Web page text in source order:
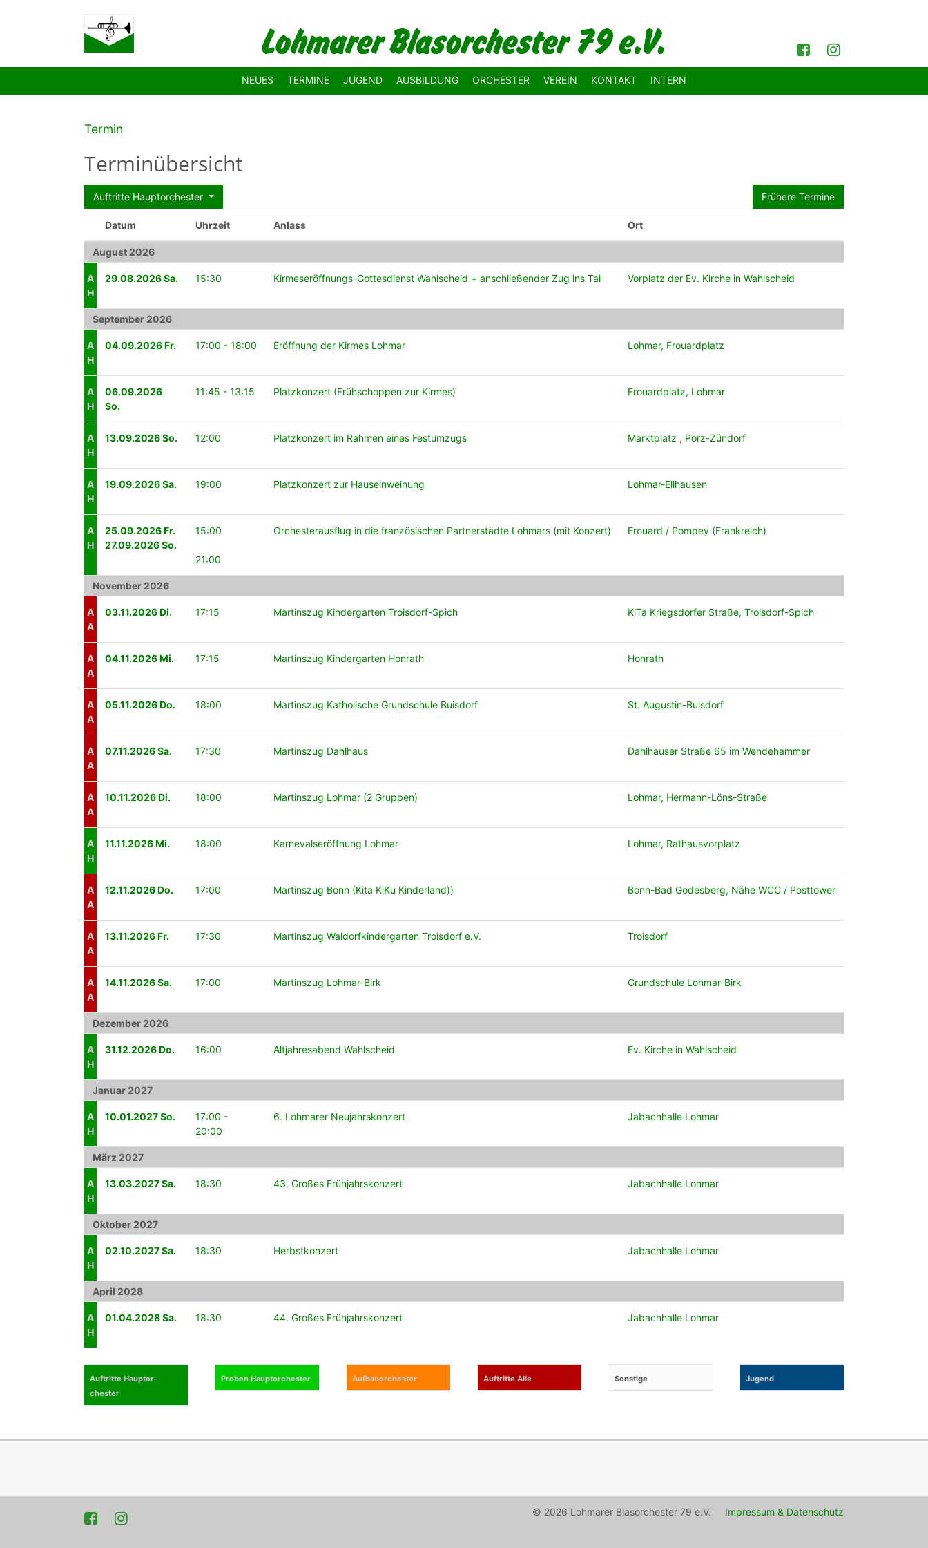
Facebook
NEUES TERMINE JUGEND AUSBILDUNG ORCHESTER VEREIN KONTAKT INTERN
Termin
Terminübersicht
Frühere Termine
Auftritte Hauptorchester
Datum Uhr­zeit Anlass Ort
August 2026
A
H
29.08.2026 Sa. 15:30 Kirmeseröffnungs-Gottesdienst Wahlscheid + anschließender Zug ins Tal Vorplatz der Ev. Kirche in Wahlscheid
September 2026
A
H
04.09.2026 Fr. 17:00 - 18:00 Eröffnung der Kirmes Lohmar Lohmar, Frouardplatz
A
H
06.09.2026
So.
11:45 - 13:15 Platzkonzert (Frühschoppen zur Kirmes) Frouardplatz, Lohmar
A
H
13.09.2026 So. 12:00 Platzkonzert im Rahmen eines Festumzugs Marktplatz , Porz-Zündorf
A
H
19.09.2026 Sa. 19:00 Platzkonzert zur Hauseinweihung Lohmar-Ellhausen
A
H
25.09.2026 Fr.
27.09.2026 So.
15:00
21:00
Orchesterausflug in die französischen Partnerstädte Lohmars (mit Konzert) Frouard / Pompey (Frankreich)
November 2026
A
A
03.11.2026 Di. 17:15 Martinszug Kindergarten Troisdorf-Spich KiTa Kriegsdorfer Straße, Troisdorf-Spich
A
A
04.11.2026 Mi. 17:15 Martinszug Kindergarten Honrath Honrath
A
A
05.11.2026 Do. 18:00 Martinszug Katholische Grundschule Buisdorf St. Augustin-Buisdorf
A
A
07.11.2026 Sa. 17:30 Martinszug Dahlhaus Dahlhauser Straße 65 im Wendehammer
A
A
10.11.2026 Di. 18:00 Martinszug Lohmar (2 Gruppen) Lohmar, Hermann-Löns-Straße
A
H
11.11.2026 Mi. 18:00 Karnevalseröffnung Lohmar Lohmar, Rathausvorplatz
A
A
12.11.2026 Do. 17:00 Martinszug Bonn (Kita KiKu Kinderland)) Bonn-Bad Godesberg, Nähe WCC / Posttower
A
A
13.11.2026 Fr. 17:30 Martinszug Waldorfkindergarten Troisdorf e.V. Troisdorf
A
A
14.11.2026 Sa. 17:00 Martinszug Lohmar-Birk Grundschule Lohmar-Birk
Dezember 2026
A
H
31.12.2026 Do. 16:00 Altjahresabend Wahlscheid Ev. Kirche in Wahlscheid
Januar 2027
A
H
10.01.2027 So.
17:00 -
20:00
6. Lohmarer Neujahrskonzert Jabachhalle Lohmar
März 2027
A
H
13.03.2027 Sa. 18:30 43. Großes Frühjahrskonzert Jabachhalle Lohmar
Oktober 2027
A
H
02.10.2027 Sa. 18:30 Herbstkonzert Jabachhalle Lohmar
April 2028
A
H
01.04.2028 Sa. 18:30 44. Großes Frühjahrskonzert Jabachhalle Lohmar
Auftritte Hauptor­
chester
Proben Hauptor­chester Aufbauor­chester Auftritte Alle Sonstige Jugend
© 2026 Lohmarer Blasorchester 79 e.V. Impressum & Datenschutz
Facebook